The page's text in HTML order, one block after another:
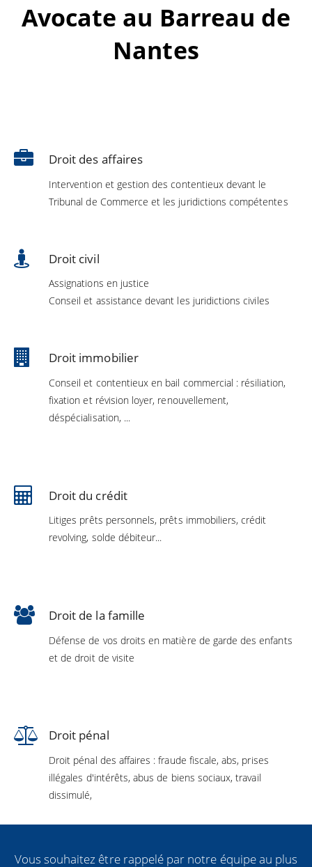
Avocate au Barreau de
Nantes
Droit des affaires
Intervention et gestion des contentieux devant le
Tribunal de Commerce et les juridictions compétentes
Droit civil
Assignations en justice
Conseil et assistance devant les juridictions civiles
Droit immobilier
Conseil et contentieux en bail commercial : résiliation,
fixation et révision loyer, renouvellement,
déspécialisation, ...
Droit du crédit
Litiges prêts personnels, prêts immobiliers, crédit
revolving, solde débiteur...
Droit de la famille
Défense de vos droits en matière de garde des enfants
et de droit de visite
Droit pénal
Droit pénal des affaires : fraude fiscale, abs, prises
illégales d'intérêts, abus de biens sociaux, travail
dissimulé,
Vous souhaitez être rappelé par notre équipe au plus